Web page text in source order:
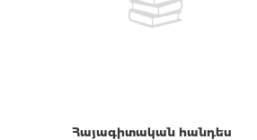
Հայագիտական հանդես